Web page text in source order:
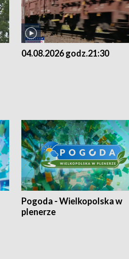
04.08.2026 godz.21:30
Pogoda - Wielkopolska w
plenerze